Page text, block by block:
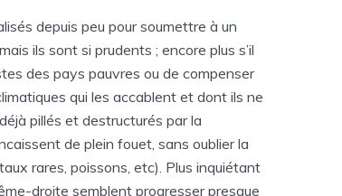
depuis peu pour soumettre à un
ils sont si prudents ; encore plus s’il
des pays pauvres ou de compenser
qui les accablent et dont ils ne
pillés et destructurés par la
de plein fouet, sans oublier la
rares, poissons, etc). Plus inquiétant
droite semblent progresser presque